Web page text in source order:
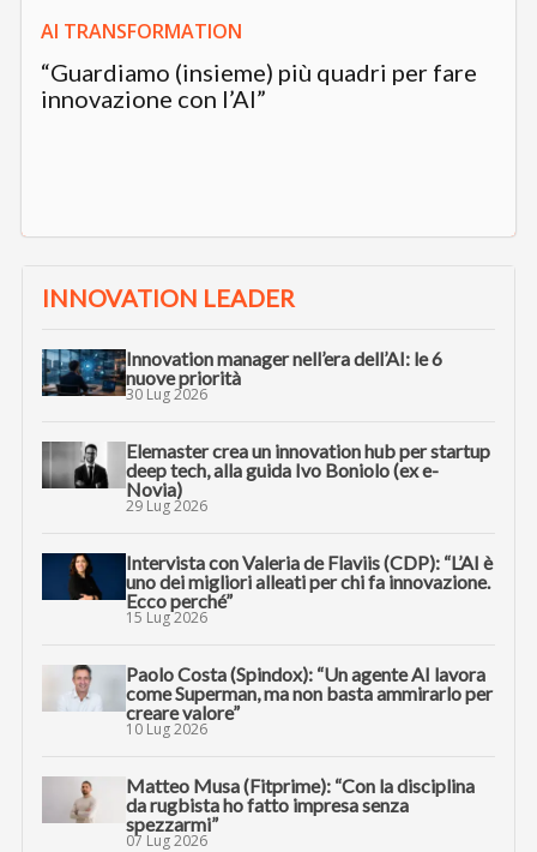
AI TRANSFORMATION
“Guardiamo (insieme) più quadri per fare
innovazione con l’AI”
INNOVATION LEADER
Innovation manager nell’era dell’AI: le 6
nuove priorità
30 Lug 2026
Elemaster crea un innovation hub per startup
deep tech, alla guida Ivo Boniolo (ex e-
Novia)
29 Lug 2026
Intervista con Valeria de Flaviis (CDP): “L’AI è
uno dei migliori alleati per chi fa innovazione.
Ecco perché”
15 Lug 2026
Paolo Costa (Spindox): “Un agente AI lavora
come Superman, ma non basta ammirarlo per
creare valore”
10 Lug 2026
Matteo Musa (Fitprime): “Con la disciplina
da rugbista ho fatto impresa senza
spezzarmi”
07 Lug 2026